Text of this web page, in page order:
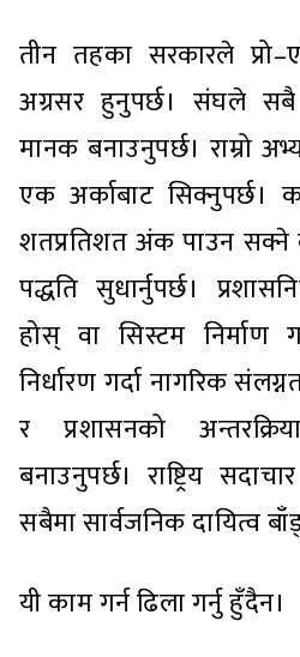
तीन तहका सरकारले
अग्रसर हुनुपर्छ। संघले
मानक बनाउनुपर्छ। राम्रो
एक अर्काबाट सिक्नुपर्छ।
शतप्रतिशत अंक पाउन सक्ने
पद्धति सुधार्नुपर्छ।
होस् वा सिस्टम निर्माण
निर्धारण गर्दा नागरिक
र प्रशासनको
बनाउनुपर्छ। राष्ट्रिय
सबैमा सार्वजनिक दायित्व
यी काम गर्न ढिला गर्नु हुँदैन।